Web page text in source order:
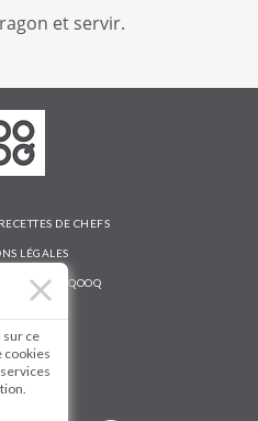
et servir.
DE CHEFS
LÉGALES
TABLETTE QOOQ
nous
sur ce
cookies